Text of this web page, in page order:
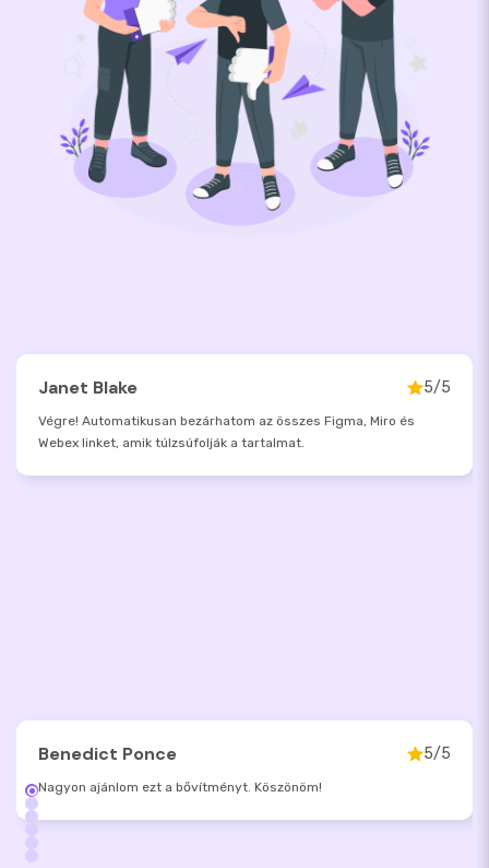
Janet Blake 5/5
Végre! Automatikusan bezárhatom az összes Figma, Miro és
Webex linket, amik túlzsúfolják a tartalmat.
Benedict Ponce 5/5
Nagyon ajánlom ezt a bővítményt. Köszönöm!